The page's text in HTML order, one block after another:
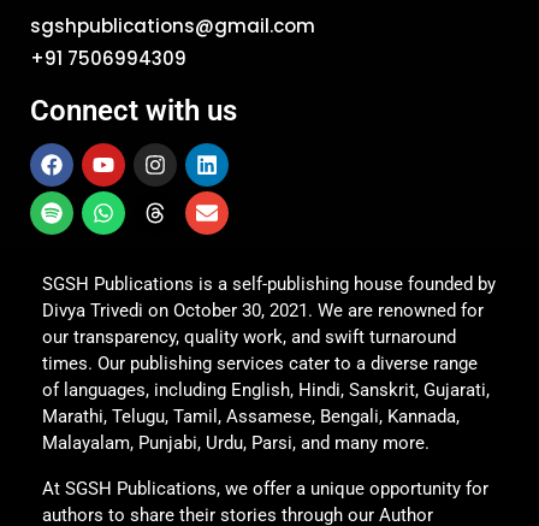
sgshpublications@gmail.com
+91 7506994309
Connect with us
SGSH Publications is a self-publishing house founded by
Divya Trivedi on October 30, 2021. We are renowned for
our transparency, quality work, and swift turnaround
times. Our publishing services cater to a diverse range
of languages, including English, Hindi, Sanskrit, Gujarati,
Marathi, Telugu, Tamil, Assamese, Bengali, Kannada,
Malayalam, Punjabi, Urdu, Parsi, and many more.
At SGSH Publications, we offer a unique opportunity for
authors to share their stories through our Author